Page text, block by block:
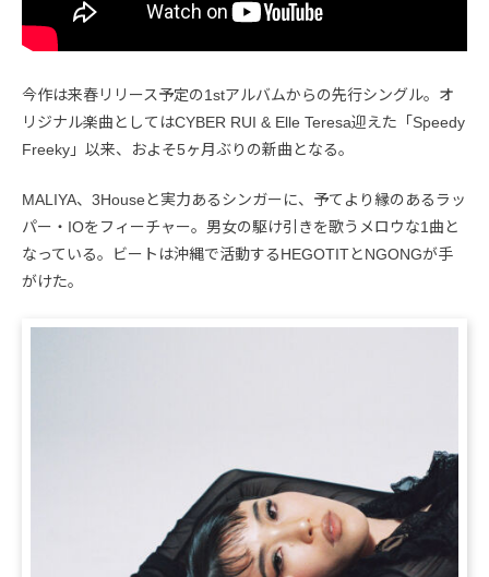
今作は来春リリース予定の1stアルバムからの先行シングル。オ
リジナル楽曲としてはCYBER RUI & Elle Teresa迎えた「Speedy
Freeky」以来、およそ5ヶ月ぶりの新曲となる。
MALIYA、3Houseと実力あるシンガーに、予てより縁のあるラッ
パー・IOをフィーチャー。男女の駆け引きを歌うメロウな1曲と
なっている。ビートは沖縄で活動するHEGOTITとNGONGが手
がけた。